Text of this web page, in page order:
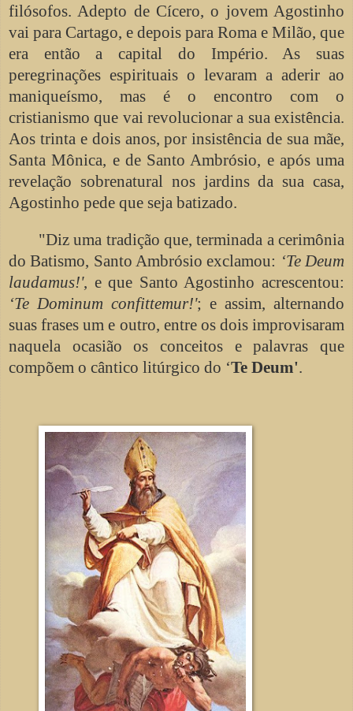
filósofos. Adepto de Cícero, o jovem Agostinho
vai para Cartago, e depois para Roma e Milão, que
era então a capital do Império. As suas
peregrinações espirituais o levaram a aderir ao
maniqueísmo, mas é o encontro com o
cristianismo que vai revolucionar a sua existência.
Aos trinta e dois anos, por insistência de sua mãe,
Santa Mônica, e de Santo Ambrósio, e após uma
revelação sobrenatural nos jardins da sua casa,
Agostinho pede que seja batizado.
"Diz uma tradição que, terminada a cerimônia
do Batismo, Santo Ambrósio exclamou: ‘Te Deum
laudamus!', e que Santo Agostinho acrescentou:
‘Te Dominum confittemur!'; e assim, alternando
suas frases um e outro, entre os dois improvisaram
naquela ocasião os conceitos e palavras que
compõem o cântico litúrgico do ‘Te Deum'.